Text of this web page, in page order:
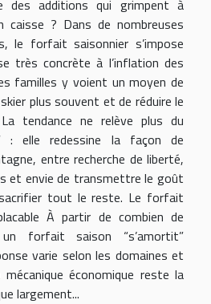
des additions qui grimpent à
caisse ? Dans de nombreuses
le forfait saisonnier s’impose
très concrète à l’inflation des
familles y voient un moyen de
plus souvent et de réduire le
tendance ne relève plus du
: elle redessine la façon de
entre recherche de liberté,
et envie de transmettre le goût
tout le reste. Le forfait
À partir de combien de
forfait saison “s’amortit”
varie selon les domaines et
économique reste la
largement...